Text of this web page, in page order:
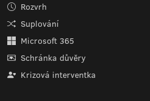
Rozvrh
Suplování
Microsoft 365
Schránka důvěry
Krizová interventka